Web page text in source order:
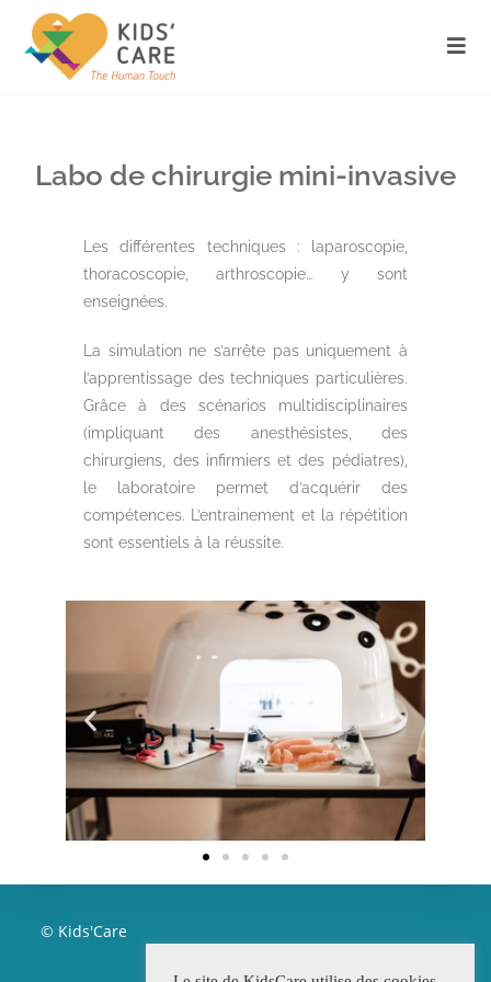
Labo de chirurgie mini-invasive
Les différentes techniques : laparoscopie,
thoracoscopie, arthroscopie… y sont
enseignées.
La simulation ne s’arrête pas uniquement à
l’apprentissage des techniques particulières.
Grâce à des scénarios multidisciplinaires
(impliquant des anesthésistes, des
chirurgiens, des infirmiers et des pédiatres),
le laboratoire permet d’acquérir des
compétences. L’entrainement et la répétition
sont essentiels à la réussite.
© Kids'Care